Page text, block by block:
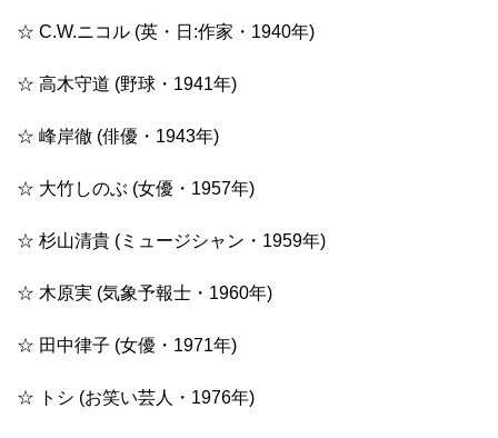
☆ C.W.ニコル (英・日:作家・1940年)
☆ 高木守道 (野球・1941年)
☆ 峰岸徹 (俳優・1943年)
☆ 大竹しのぶ (女優・1957年)
☆ 杉山清貴 (ミュージシャン・1959年)
☆ 木原実 (気象予報士・1960年)
☆ 田中律子 (女優・1971年)
☆ トシ (お笑い芸人・1976年)